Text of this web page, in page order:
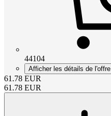
44104
Afficher les détails de l'offre
61.78 EUR
61.78 EUR